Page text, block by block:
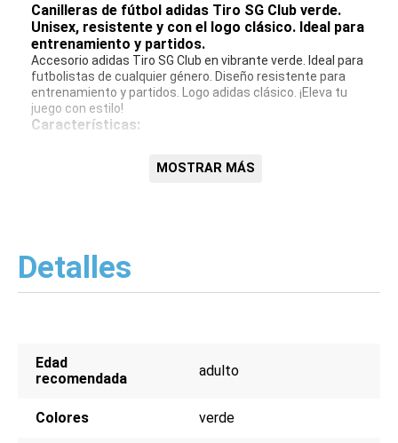
Canilleras de fútbol adidas Tiro SG Club verde.
Unisex, resistente y con el logo clásico. Ideal para
entrenamiento y partidos.
Accesorio adidas Tiro SG Club en vibrante verde. Ideal para
futbolistas de cualquier género. Diseño resistente para
entrenamiento y partidos. Logo adidas clásico. ¡Eleva tu
juego con estilo!
Características:
MOSTRAR MÁS
Detalles
Edad
recomendada
adulto
Colores verde